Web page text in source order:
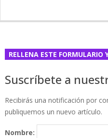
RELLENA ESTE FORMULARIO
Suscríbete a
Recibirás una notificación por
publiquemos un nuevo artículo.
Nombre: